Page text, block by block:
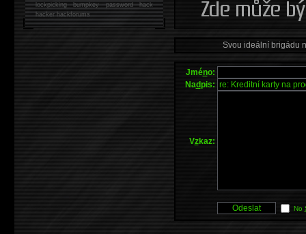
Svou ideální brigádu
Jméno:
Nadpis:
Vzkaz:
No
lockpicking bumpkey password hack
hackerhackforums